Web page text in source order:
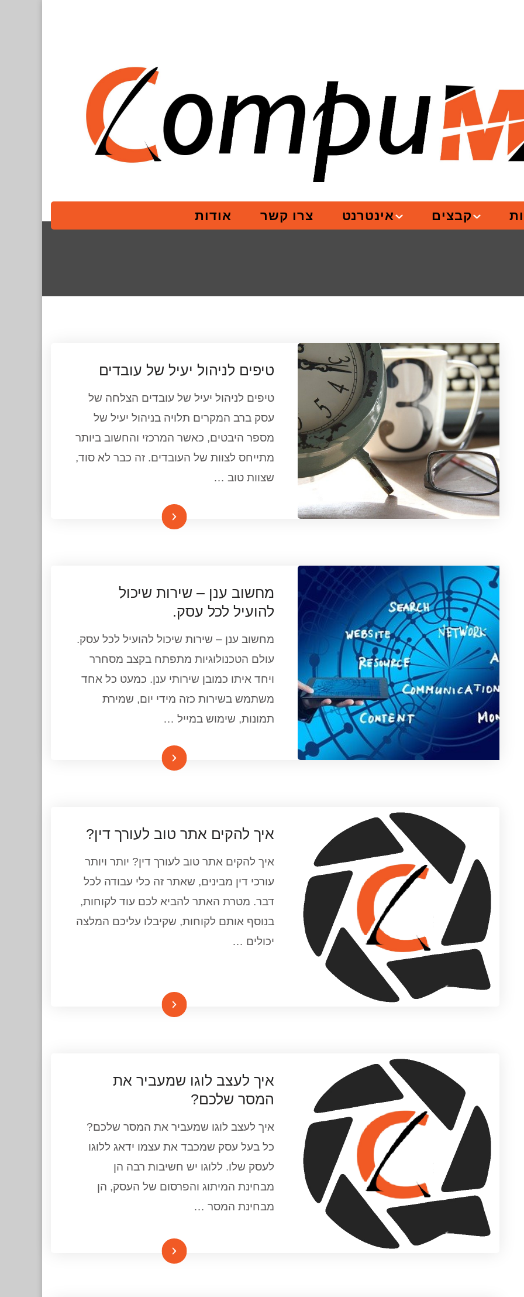
קבצים אינטרנט צרו קשר אודות
טיפים לניהול יעיל של עובדים
טיפים לניהול יעיל של עובדים הצלחה של
עסק ברב המקרים תלויה בניהול יעיל של
מספר היבטים, כאשר המרכזי והחשוב ביותר
מתייחס לצוות של העובדים. זה כבר לא סוד,
שצוות טוב …
המשך קריאה
מחשוב ענן – שירות שיכול
להועיל לכל עסק.
מחשוב ענן – שירות שיכול להועיל לכל עסק.
עולם הטכנולוגיות מתפתח בקצב מסחרר
ויחד איתו כמובן שירותי ענן. כמעט כל אחד
משתמש בשירות כזה מידי יום, שמירת
תמונות, שימוש במייל …
המשך קריאה
איך להקים אתר טוב לעורך דין?
איך להקים אתר טוב לעורך דין? יותר ויותר
עורכי דין מבינים, שאתר זה כלי עבודה לכל
דבר. מטרת האתר להביא לכם עוד לקוחות,
בנוסף אותם לקוחות, שקיבלו עליכם המלצה
יכולים …
המשך קריאה
איך לעצב לוגו שמעביר את
המסר שלכם?
איך לעצב לוגו שמעביר את המסר שלכם?
כל בעל עסק שמכבד את עצמו ידאג ללוגו
לעסק שלו. ללוגו יש חשיבות רבה הן
מבחינת המיתוג והפרסום של העסק, הן
מבחינת המסר …
המשך קריאה